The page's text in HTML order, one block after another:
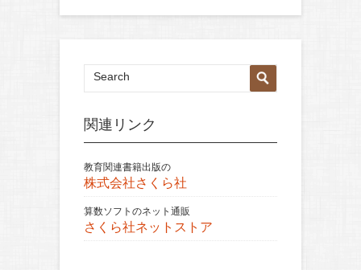
関連リンク
教育関連書籍出版の
株式会社さくら社
算数ソフトのネット通販
さくら社ネットストア